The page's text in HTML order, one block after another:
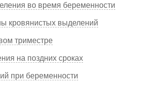
во время беременности
кровянистых выделений
триместре
на поздних сроках
при беременности